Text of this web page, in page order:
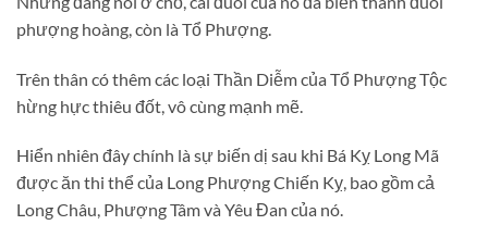
phượng hoàng, còn là Tổ Phượng.
Trên thân có thêm các loại Thần Diễm của Tổ Phượng Tộc
hừng hực thiêu đốt, vô cùng mạnh mẽ.
Hiển nhiên đây chính là sự biến dị sau khi Bá Kỵ Long Mã
được ăn thi thể của Long Phượng Chiến Kỵ, bao gồm cả
Long Châu, Phượng Tâm và Yêu Đan của nó.